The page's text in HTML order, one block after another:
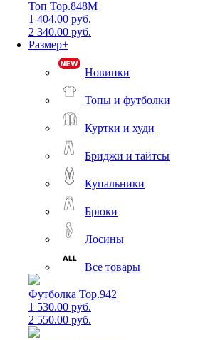
Топ Top.848M
1 404.00 руб.
2 340.00 руб.
Размер+
Новинки
Топы и футболки
Куртки и худи
Бриджи и тайтсы
Купальники
Брюки
Лосины
Все товары
Футболка Top.942
1 530.00 руб.
2 550.00 руб.